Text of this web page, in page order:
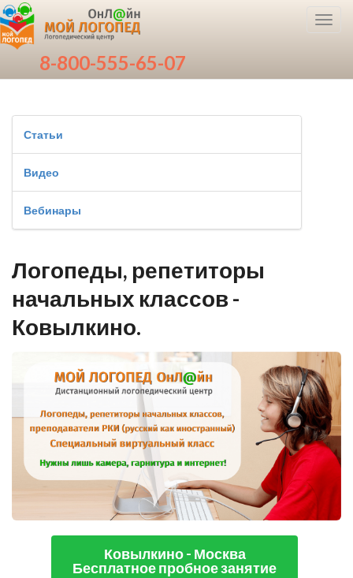
8-800-555-65-07
Статьи
Видео
Вебинары
Логопеды, репетиторы
начальных классов -
Ковылкино.
Ковылкино - Москва
Бесплатное пробное занятие